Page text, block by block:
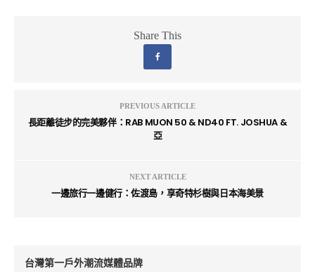
Share This
PREVIOUS ARTICLE
長距離徒步的完美夥伴：RAB MUON 50 & ND40 FT. JOSHUA &
亞
NEXT ARTICLE
一邊旅行一邊健行：佐渡島，享奇特杉樹與日本海美景
台灣第一戶外潮流媒體品牌